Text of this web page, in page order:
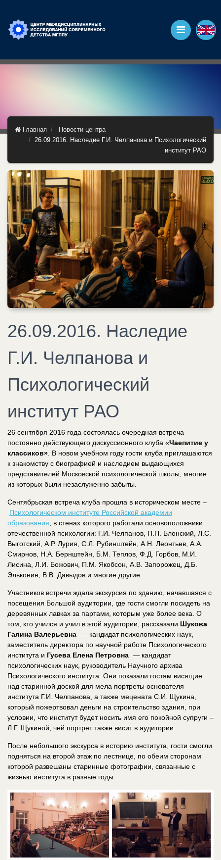
Главная
Новости центра
26.09.2016. Наследие Г.И. Челпанова и Психологический
институт РАО
26.09.2016. Наследие
Г.И. Челпанова и
Психологический
институт РАО
26 сентября 2016 года состоялась очередная встреча
постоянно действующего дискуссионного клуба «Чаепитие у
классиков» . В новом учебном году гости клуба приглашаются
к знакомству с биографией и наследием выдающихся
представителей Московской психологической школы, многие
из которых были незаслуженно забыты.
Сентябрьская встреча клуба прошла в историческом месте –
Психологическом институте Российской академии
образования , в стенах которого работали основоположники
отечественной психологии: Г.И. Челпанов, П.П. Блонский, Л.С.
Выготский, А.Р. Лурия, С.Л. Рубинштейн, А.Н. Леонтьев, А.А.
Смирнов, Н.А. Бернштейн, Б.М. Теплов, Ф.Д. Горбов, М.И.
Лисина, Л.И. Божович, П.М. Якобсон, А.В. Запорожец, Д.Б.
Эльконин, В.В. Давыдов и многие другие.
Участников встречи ждала экскурсия по зданию, начавшаяся с
посещения Большой аудитории, где гости смогли посидеть на
деревянных лавках за партами, которым уже более века. О
том, кто учился и учил в этой аудитории, рассказали Шукова
Галина Валерьевна — кандидат психологических наук,
заместитель директора по научной работе Психологического
института и Гусева Елена Петровна — кандидат
психологических наук, руководитель Научного архива
Психологического института. Они показали гостям висящие
над старинной доской для мела портреты основателя
института Г.И. Челпанова, а также мецената С.И. Щукина,
который пожертвовал деньги на строительство здания, при
условии, что институт будет носить имя его покойной супруги –
Л.Г. Щукиной, чей портрет также висит в аудитории.
После небольшого экскурса в историю института, гости смогли
подняться на второй этаж по лестнице, по обеим сторонам
которой развешаны старинные фотографии, связанные с
жизнью института в разные годы.